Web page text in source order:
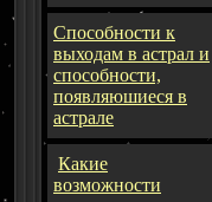
Способности к
выходам в астрал и
способности,
появляюшиеся в
астрале
Какие
возможности